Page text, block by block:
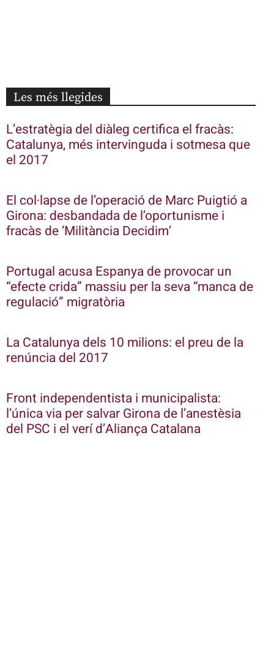
Les més llegides
L’estratègia del diàleg certifica el fracàs:
Catalunya, més intervinguda i sotmesa que
el 2017
El col·lapse de l’operació de Marc Puigtió a
Girona: desbandada de l’oportunisme i
fracàs de ‘Militància Decidim’
Portugal acusa Espanya de provocar un
“efecte crida” massiu per la seva “manca de
regulació” migratòria
La Catalunya dels 10 milions: el preu de la
renúncia del 2017
Front independentista i municipalista:
l’única via per salvar Girona de l’anestèsia
del PSC i el verí d’Aliança Catalana